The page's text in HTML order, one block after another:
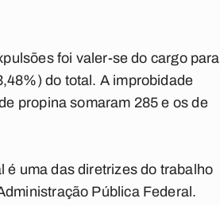
foi valer-se do cargo para
do total. A improbidade
propina somaram 285 e os de
é uma das diretrizes do trabalho
Pública Federal.